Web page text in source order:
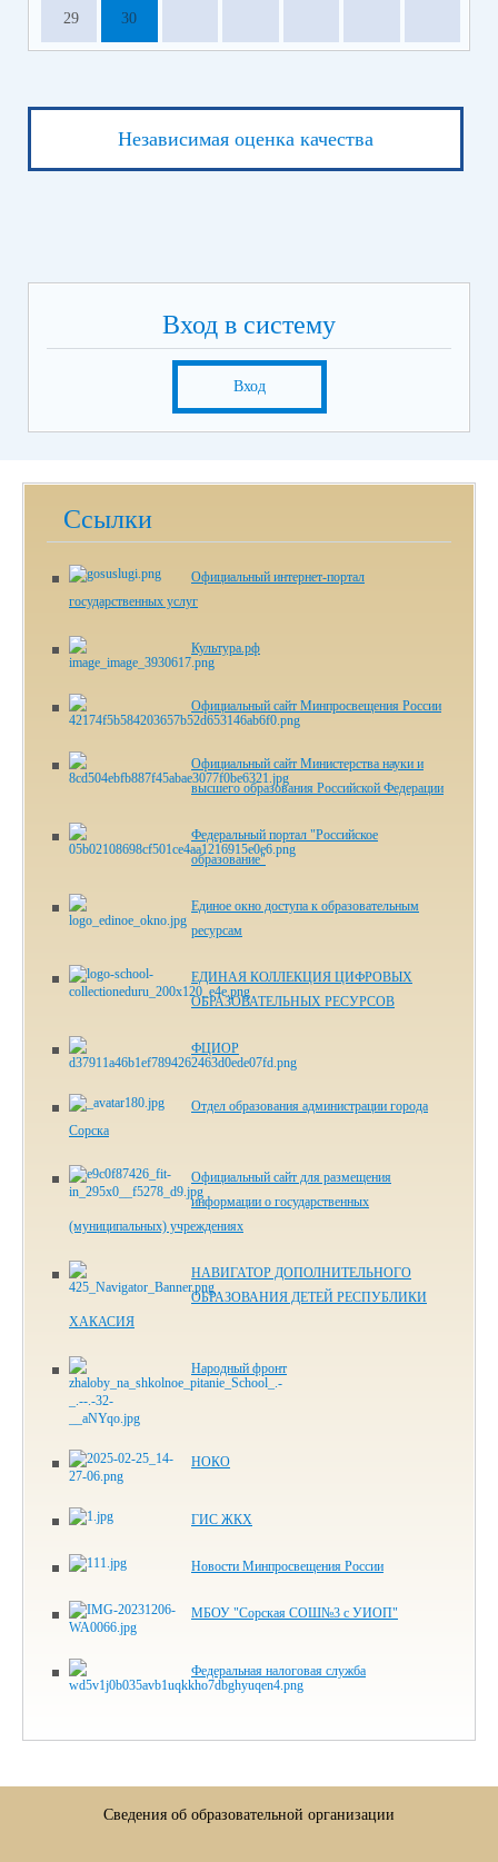
29 30
Независимая оценка качества
Вход в систему
Вход
Ссылки
Официальный интернет-портал
государственных услуг
Культура.рф
Официальный сайт Минпросвещения России
Официальный сайт Министерства науки и
высшего образования Российской Федерации
Федеральный портал "Российское
образование"
Единое окно доступа к образовательным
ресурсам
ЕДИНАЯ КОЛЛЕКЦИЯ ЦИФРОВЫХ
ОБРАЗОВАТЕЛЬНЫХ РЕСУРСОВ
ФЦИОР
Отдел образования администрации города
Сорска
Официальный сайт для размещения
информации о государственных
(муниципальных) учреждениях
НАВИГАТОР ДОПОЛНИТЕЛЬНОГО
ОБРАЗОВАНИЯ ДЕТЕЙ РЕСПУБЛИКИ
ХАКАСИЯ
Народный фронт
НОКО
ГИС ЖКХ
Новости Минпросвещения России
МБОУ "Сорская СОШ№3 с УИОП"
Федеральная налоговая служба
Сведения об образовательной организации